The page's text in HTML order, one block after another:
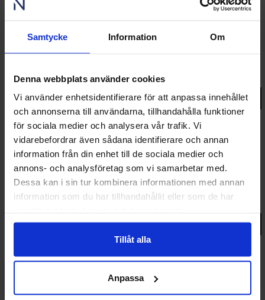
Samtycke Information Om
Denna webbplats använder cookies
Vi använder enhetsidentifierare för att anpassa innehållet
och annonserna till användarna, tillhandahålla funktioner
för sociala medier och analysera vår trafik. Vi
vidarebefordrar även sådana identifierare och annan
information från din enhet till de sociala medier och
annons- och analysföretag som vi samarbetar med.
Dessa kan i sin tur kombinera informationen med annan
information som du har tillhandahållit eller som de har
Tillåt alla
Anpassa
SNABB LEVERANS
Vridfönster aluminium 3-glas
Gå till produkt
Nordiska Go
Vridfönster trä 3-glas
fr.6 080 kr
Gå till produkt
Lagerfört Fakro Premium
Takfönster Pivåhängt 3-glas Lagerfört